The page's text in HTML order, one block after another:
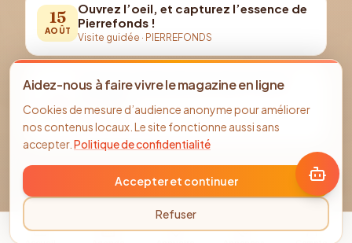
15
AOÛT
Ouvrez l’oeil, et capturez l’essence de
Pierrefonds !
Visite guidée · PIERREFONDS
AOÛT
Visite de l'abbatiale de Saint-Martin-
Visite guidée·Église abbatiale de Saint-Martin-
aux-Bois (Oise)
Aidez-nous à faire vivre le magazine en ligne
Cookies de mesure d’audience anonyme pour améliorer
nos contenus locaux. Le site fonctionne aussi sans
accepter. Politique de confidentialité
Refuser
Accepter et continuer